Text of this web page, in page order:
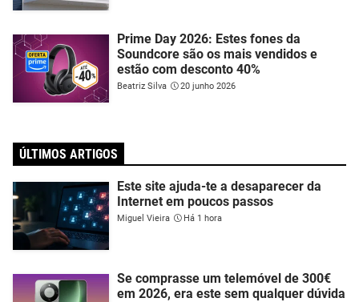
Prime Day 2026: Estes fones da
Soundcore são os mais vendidos e
estão com desconto 40%
Beatriz Silva 20 junho 2026
ÚLTIMOS ARTIGOS
Este site ajuda-te a desaparecer da
Internet em poucos passos
Miguel Vieira Há 1 hora
Se comprasse um telemóvel de 300€
em 2026, era este sem qualquer dúvida